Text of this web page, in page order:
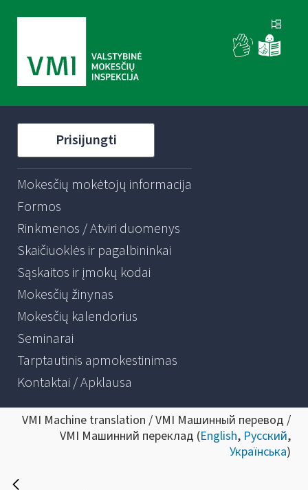
Prisijungti
Mokesčių mokėtojų informacija
Formos
Rinkmenos / Atviri duomenys
Skaičiuoklės ir pagalbininkai
Sąskaitos ir įmokų kodai
Mokesčių žinynas
Mokesčių kalendorius
Seminarai
Tarptautinis apmokestinimas
Kontaktai / Apklausa
VMI Machine translation / VMI Машинный перевод /
VMI Машинний переклад (English, Русский,
Українська)